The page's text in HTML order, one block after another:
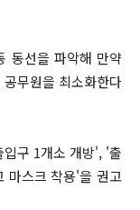
동선을 파악해 만약
무원을 최소화한다
구 1개소 개방', '출
마스크 착용'을 권고